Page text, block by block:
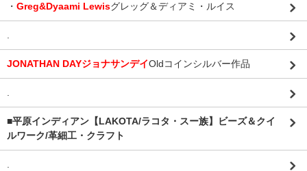
・ Greg&Dyaami Lewisグレッグ＆ディアミ・ルイス
.
JONATHAN DAYジョナサンデイOldコインシルバー作品
.
■平原インディアン【LAKOTA/ラコタ・スー族】ビーズ＆クイ
ルワーク/革細工・クラフト
.